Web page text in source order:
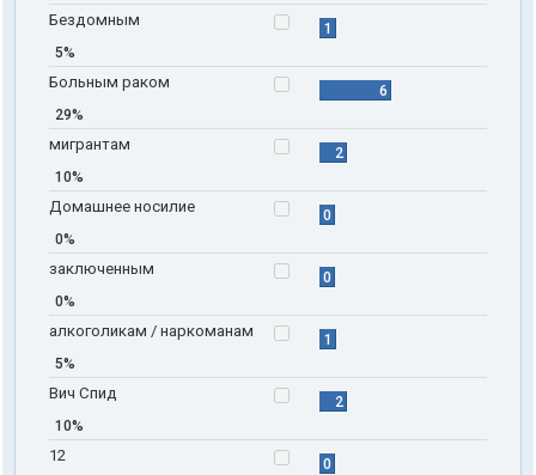
Бездомным
1
5%
Больным раком
6
29%
мигрантам
2
10%
Домашнее носилие
0
0%
заключенным
0
0%
алкоголикам / наркоманам
1
5%
Вич Спид
2
10%
12
0